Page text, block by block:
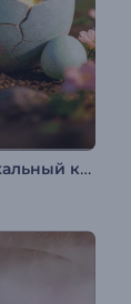
Милый пасхальный кролик. Вступление.